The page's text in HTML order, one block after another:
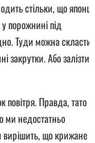
стільки, що японці
у порожнині під
Туди можна скласти
закрутки. Або залізти
повітря. Правда, тато
ми недостатньо
вирішить, що крижане